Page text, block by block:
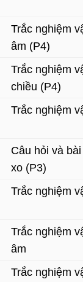
Trắc nghiệm
âm (P4)
Trắc nghiệm
chiều (P4)
Trắc nghiệm
Câu hỏi và
xo (P3)
Trắc nghiệm
Trắc nghiệm
âm
Trắc nghiệm